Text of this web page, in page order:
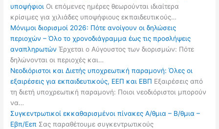
υποψήφιοι Οι επόμενες ημέρες θεωρούνται ιδιαίτερα
κρίσιμες για χιλιάδες υποψήφιους εκπαιδευτικούς…
Μόνιμοι διορισμοί 2026: Πότε ανοίγουν οι δηλώσεις
περιοχών – Όλο το χρονοδιάγραμμα έως τις προσλήψεις
αναπληρωτών Έρχεται ο Αύγουστος των διορισμών: Πότε
δηλώνονται οι περιοχές και…
Νεοδιόριστοι και Διετής υποχρεωτική παραμονή: Όλες οι
εξαιρέσεις για εκπαιδευτικούς, ΕΕΠ και ΕΒΠ Εξαιρέσεις από
τη διετή υποχρεωτική παραμονή: Ποιοι νεοδιόριστοι μπορούν
να…
Συγκεντρωτικοί εκκαθαρισμένοι πίνακες Α/θμια – Β/θμια –
Εβπ/Εεπ Σας παραθέτουμε συγκεντρωτικούς